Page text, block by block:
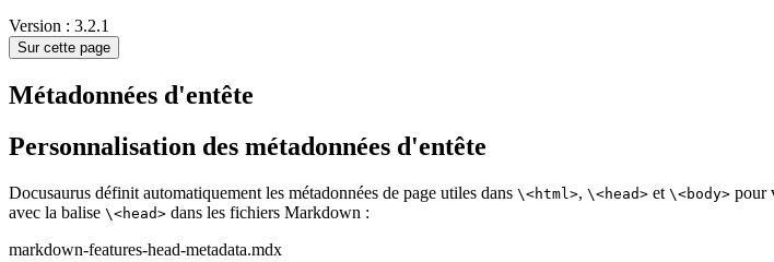
Version : 3.2.1
Sur cette page
Métadonnées d'entête
Personnalisation des métadonnées d'entête
Docusaurus définit automatiquement les métadonnées de page utiles dans \<html>, \<head> et \<body> pour
avec la balise \<head> dans les fichiers Markdown :
markdown-features-head-metadata.mdx